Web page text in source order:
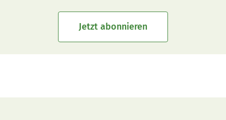
Jetzt abonnieren